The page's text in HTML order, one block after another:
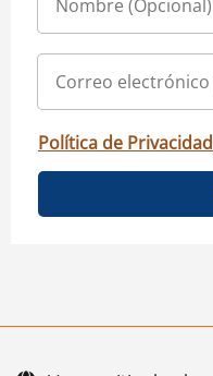
Política de Privacidad